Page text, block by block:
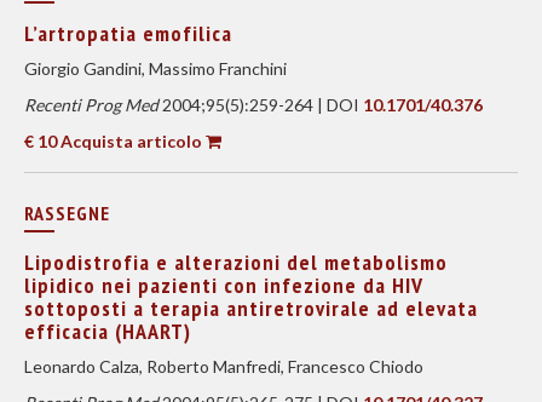
L’artropatia emofilica
Giorgio Gandini, Massimo Franchini
Recenti Prog Med2004;95(5):259-264 | DOI 10.1701/40.376
€ 10 Acquista articolo
RASSEGNE
Lipodistrofia e alterazioni del metabolismo
lipidico nei pazienti con infezione da HIV
sottoposti a terapia antiretrovirale ad elevata
efficacia (HAART)
Leonardo Calza, Roberto Manfredi, Francesco Chiodo